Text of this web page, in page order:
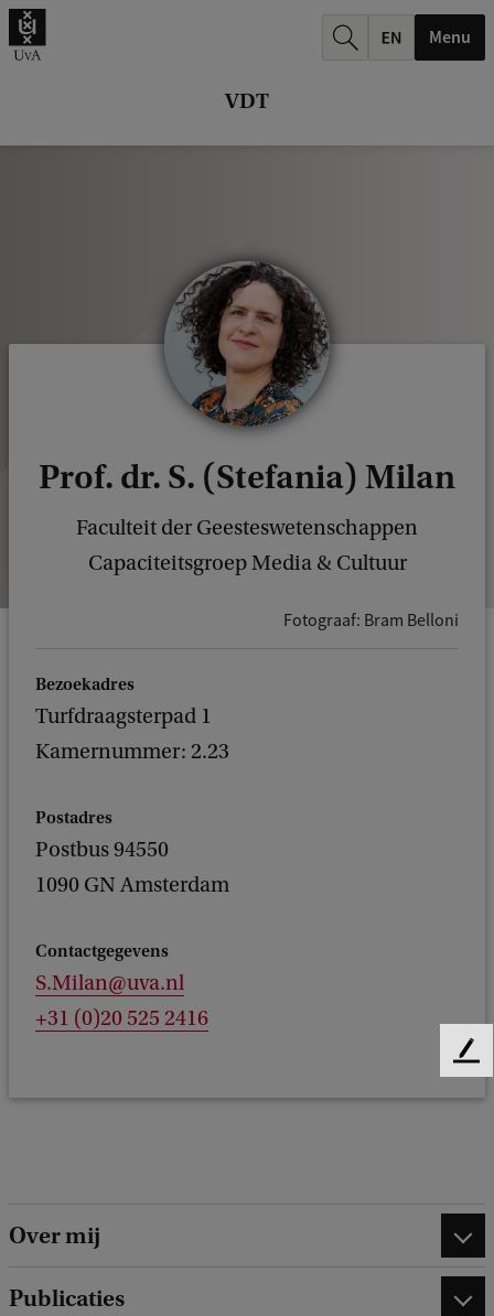
VDT
Menu
Prof. dr. S. (Stefania) Milan
Faculteit der Geesteswetenschappen
Capaciteitsgroep Media & Cultuur
Fotograaf: Bram Belloni
Bezoekadres
Turfdraagsterpad 1
Kamernummer: 2.23
Postadres
Postbus 94550
1090 GN Amsterdam
Contactgegevens
S.Milan@uva.nl
+31 (0)20 525 2416
Over mij
Publicaties
F
k